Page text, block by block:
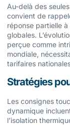
Au-delà des
convient de
réponse partielle
globales.
perçue comme
mondiale,
tarifaires
Stratégies
Les consignes
dynamique
l’isolation